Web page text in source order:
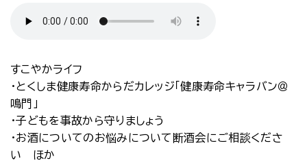
すこやかライフ
・とくしま健康寿命からだカレッジ「健康寿命キャラバン＠
鳴門」
・子どもを事故から守りましょう
・お酒についてのお悩みについて断酒会にご相談くださ
い ほか